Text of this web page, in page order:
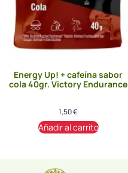
Energy Up! + cafeína sabor
cola 40gr. Victory Endurance
1,50€
Añadir al carrito